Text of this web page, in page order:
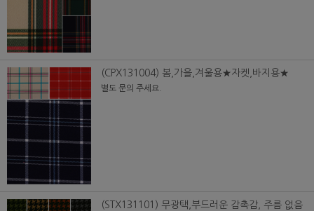
(CPX131004) 봄,가을,겨울용★자켓,바지용★
별도 문의 주세요.
(STX131101) 무광택,부드러운 감촉감, 주름 없음